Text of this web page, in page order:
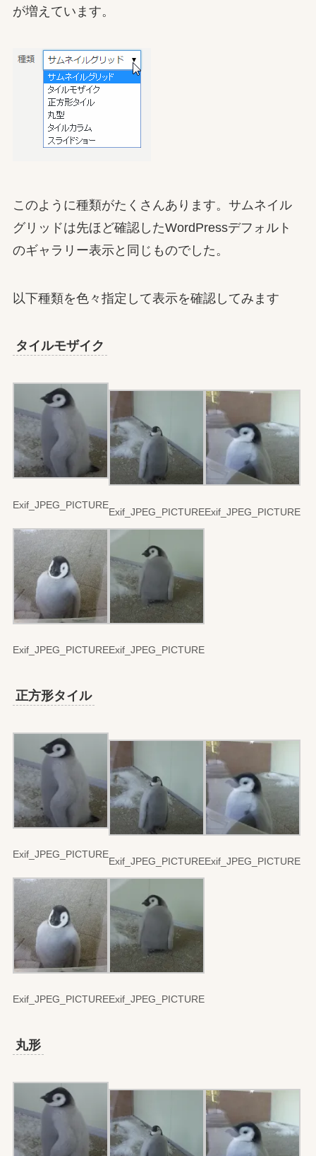
が増えています。
このように種類がたくさんあります。サムネイル
グリッドは先ほど確認したWordPressデフォルト
のギャラリー表示と同じものでした。
以下種類を色々指定して表示を確認してみます
タイルモザイク
Exif_JPEG_PICTURE
Exif_JPEG_PICTUREExif_JPEG_PICTURE
Exif_JPEG_PICTUREExif_JPEG_PICTURE
正方形タイル
Exif_JPEG_PICTURE
Exif_JPEG_PICTUREExif_JPEG_PICTURE
Exif_JPEG_PICTUREExif_JPEG_PICTURE
丸形